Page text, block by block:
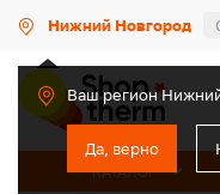
Нижний Новгород
Ваш регион
Да, верно
КАТАЛОГ